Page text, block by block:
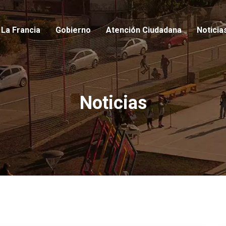
La Francia Gobierno Atención Ciudadana
Noticias